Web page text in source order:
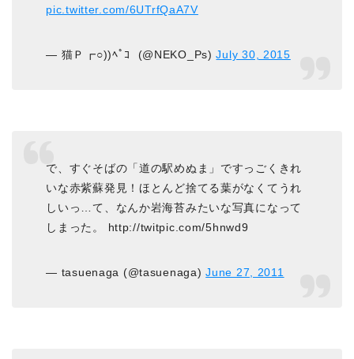
pic.twitter.com/6UTrfQaA7V
— 猫Ｐ┏○))ﾍﾟｺ ‏‏ (@NEKO_Ps)July 30, 2015
で、すぐそばの「道の駅めぬま」ですっごくきれ
いな赤紫蘇発見！ほとんど捨てる葉がなくてうれ
しいっ…て、なんか岩海苔みたいな写真になって
しまった。 http://twitpic.com/5hnwd9
— tasuenaga (@tasuenaga)June 27, 2011